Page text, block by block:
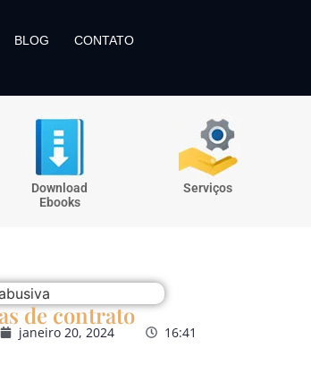
BLOG CONTATO
Download
Ebooks
Serviços
de contrato
janeiro 20, 2024 16:41